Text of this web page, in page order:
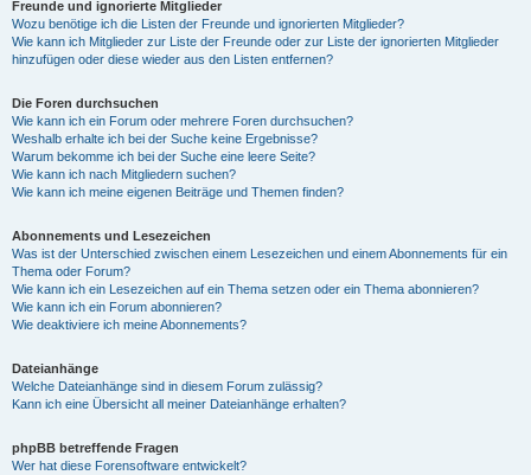
Freunde und ignorierte Mitglieder
Wozu benötige ich die Listen der Freunde und ignorierten Mitglieder?
Wie kann ich Mitglieder zur Liste der Freunde oder zur Liste der ignorierten Mitglieder
hinzufügen oder diese wieder aus den Listen entfernen?
Die Foren durchsuchen
Wie kann ich ein Forum oder mehrere Foren durchsuchen?
Weshalb erhalte ich bei der Suche keine Ergebnisse?
Warum bekomme ich bei der Suche eine leere Seite?
Wie kann ich nach Mitgliedern suchen?
Wie kann ich meine eigenen Beiträge und Themen finden?
Abonnements und Lesezeichen
Was ist der Unterschied zwischen einem Lesezeichen und einem Abonnements für ein
Thema oder Forum?
Wie kann ich ein Lesezeichen auf ein Thema setzen oder ein Thema abonnieren?
Wie kann ich ein Forum abonnieren?
Wie deaktiviere ich meine Abonnements?
Dateianhänge
Welche Dateianhänge sind in diesem Forum zulässig?
Kann ich eine Übersicht all meiner Dateianhänge erhalten?
phpBB betreffende Fragen
Wer hat diese Forensoftware entwickelt?